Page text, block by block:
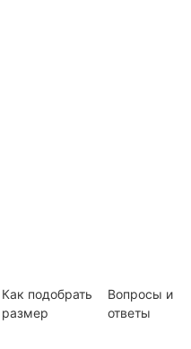
Как подобрать
размер
Вопросы и
ответы